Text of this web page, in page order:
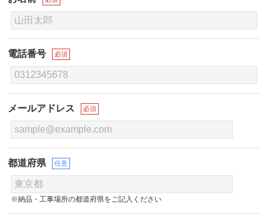
電話番号 必須
メールアドレス 必須
都道府県 任意
※納品・工事場所の都道府県をご記入ください